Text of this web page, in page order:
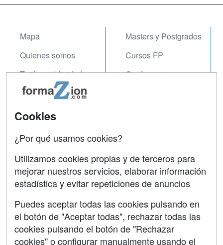
Mapa
Quienes somos
Tarifas publicidad
Acceso Usuarios
Acceso Centros
Masters y Postgrados
Cursos FP
Conferencias
Contactar
Confidencialidad
Aviso legal
Copyleft
Cookies
¿Por qué usamos cookies?
Utilizamos cookies propias y de terceros para
mejorar nuestros servicios, elaborar información
estadística y evitar repeticiones de anuncios
Puedes aceptar todas las cookies pulsando en
el botón de "Aceptar todas", rechazar todas las
cookies pulsando el botón de "Rechazar
cookies" o configurar manualmente usando el